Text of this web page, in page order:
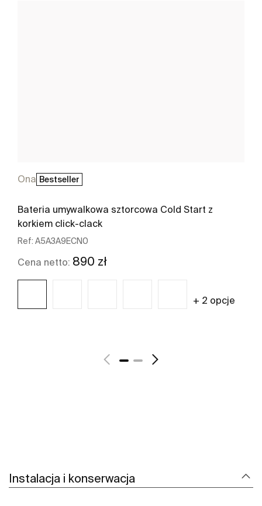
Ona Bestseller
Bateria umywalkowa sztorcowa Cold Start z
korkiem click-clack
Ref: A5A3A9ECN0
Cena netto: 890 zł
+ 2 opcje
Instalacja i konserwacja